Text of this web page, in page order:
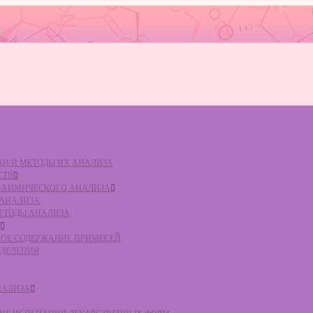
И МЕТОДЫ ИХ АНАЛИЗА
ХИМИЧЕСКОГО АНАЛИЗА
АНАЛИЗА
АНАЛИЗА
СОДЕРЖАНИЕ ПРИМЕСЕЙ